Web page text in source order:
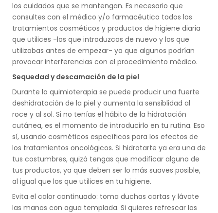
los cuidados que se mantengan. Es necesario que
consultes con el médico y/o farmacéutico todos los
tratamientos cosméticos y productos de higiene diaria
que utilices -los que introduzcas de nuevo y los que
utilizabas antes de empezar- ya que algunos podrían
provocar interferencias con el procedimiento médico.
Sequedad y descamación de la piel
Durante la quimioterapia se puede producir una fuerte
deshidratación de la piel y aumenta la sensiblidad al
roce y al sol. Si no tenías el hábito de la hidratación
cutánea, es el momento de introducirlo en tu rutina. Eso
sí, usando cosméticos específicos para los efectos de
los tratamientos oncológicos. Si hidratarte ya era una de
tus costumbres, quizá tengas que modificar alguno de
tus productos, ya que deben ser lo más suaves posible,
al igual que los que utilices en tu higiene.
Evita el calor continuado: toma duchas cortas y lávate
las manos con agua templada. Si quieres refrescar las